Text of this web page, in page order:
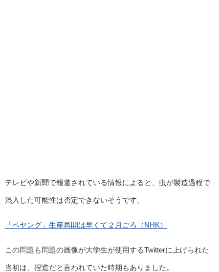
テレビや新聞で報道されている情報によると、虫が製造過程で
混入した可能性は否定できないそうです。
「ペヤング」生産再開は早くて２月ごろ（NHK）
この問題も問題の画像が大学生が使用するTwitterに上げられた
当初は、捏造だと言われていた時期もありました。